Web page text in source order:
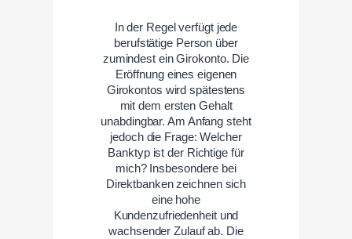
In der Regel verfügt jede
berufstätige Person über
zumindest ein Girokonto. Die
Eröffnung eines eigenen
Girokontos wird spätestens
mit dem ersten Gehalt
unabdingbar. Am Anfang steht
jedoch die Frage: Welcher
Banktyp ist der Richtige für
mich? Insbesondere bei
Direktbanken zeichnen sich
eine hohe
Kundenzufriedenheit und
wachsender Zulauf ab. Die